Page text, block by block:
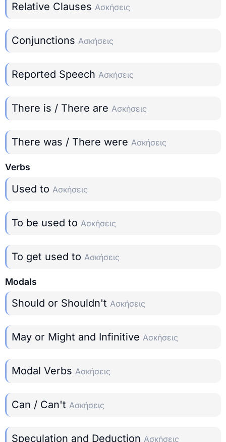
Relative Clauses Ασκήσεις
Conjunctions Ασκήσεις
Reported Speech Ασκήσεις
There is / There are Ασκήσεις
There was / There were Ασκήσεις
Verbs
Used to Ασκήσεις
To be used to Ασκήσεις
To get used to Ασκήσεις
Modals
Should or Shouldn't Ασκήσεις
May or Might and Infinitive Ασκήσεις
Modal Verbs Ασκήσεις
Can / Can't Ασκήσεις
Speculation and Deduction Ασκήσεις